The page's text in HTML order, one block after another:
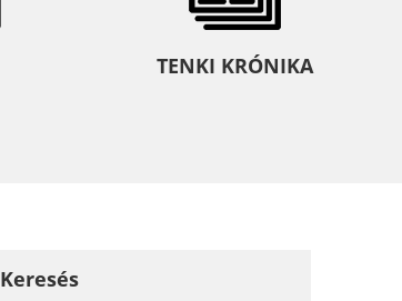
TENKI KRÓNIKA
Keresés